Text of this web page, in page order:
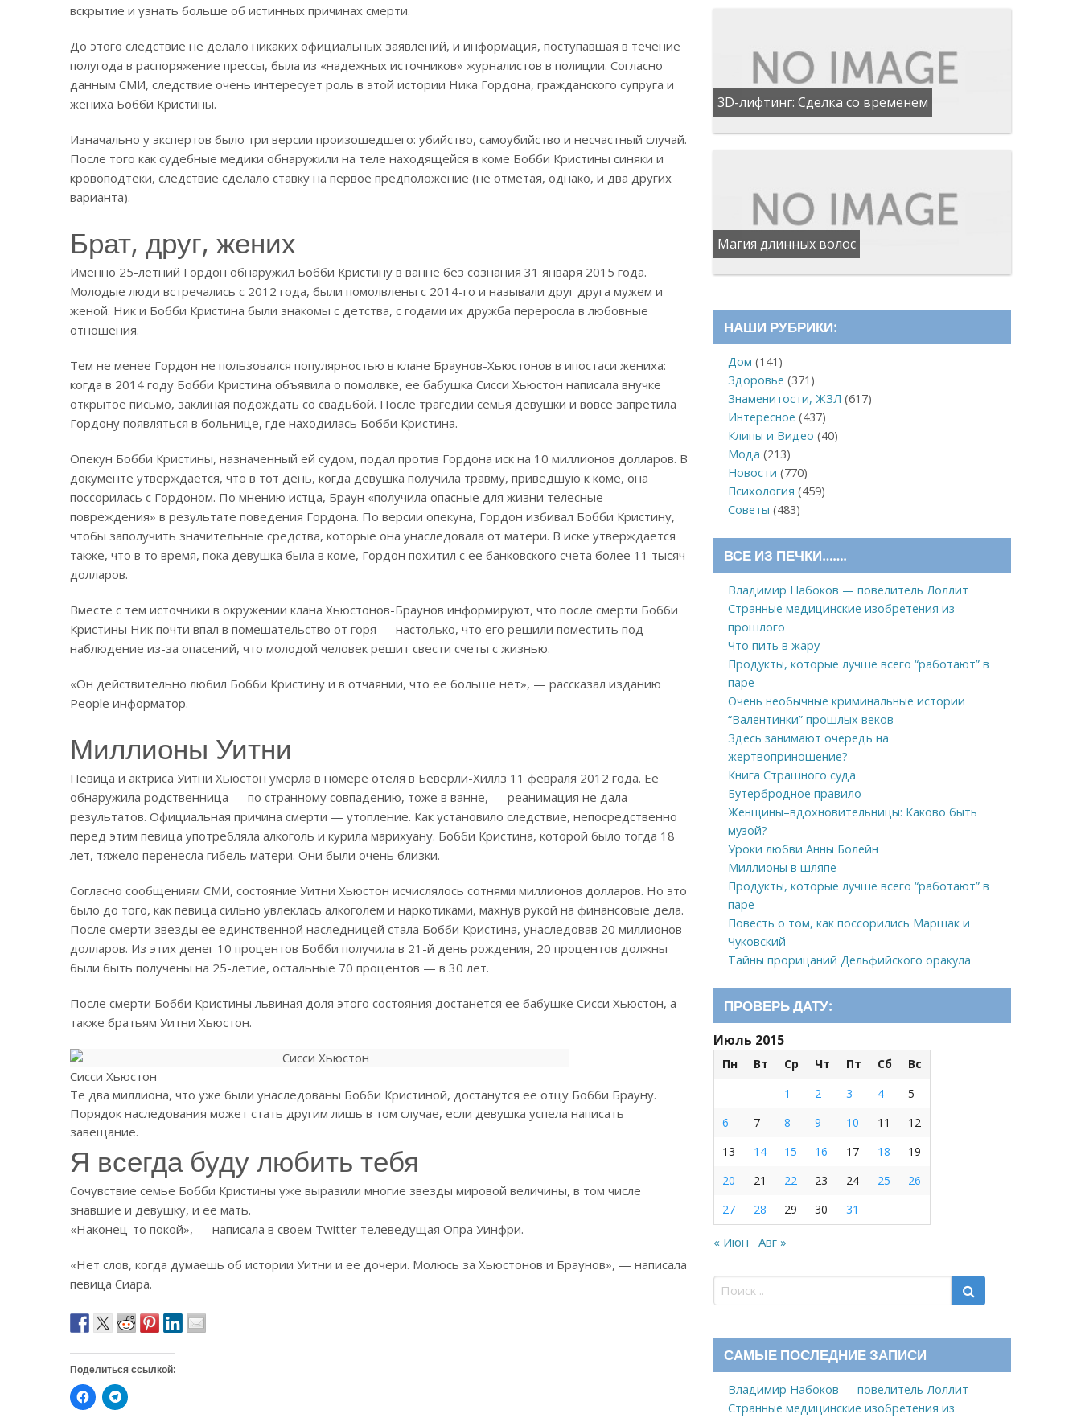
вскрытие и узнать больше об истинных причинах смерти.
До этого следствие не делало никаких официальных заявлений, и информация, поступавшая в течение
полугода в распоряжение прессы, была из «надежных источников» журналистов в полиции. Согласно
данным СМИ, следствие очень интересует роль в этой истории Ника Гордона, гражданского супруга и
жениха Бобби Кристины.
Изначально у экспертов было три версии произошедшего: убийство, самоубийство и несчастный случай.
После того как судебные медики обнаружили на теле находящейся в коме Бобби Кристины синяки и
кровоподтеки, следствие сделало ставку на первое предположение (не отметая, однако, и два других
варианта).
Брат, друг, жених
Именно 25-летний Гордон обнаружил Бобби Кристину в ванне без сознания 31 января 2015 года.
Молодые люди встречались с 2012 года, были помолвлены с 2014-го и называли друг друга мужем и
женой. Ник и Бобби Кристина были знакомы с детства, с годами их дружба переросла в любовные
отношения.
Тем не менее Гордон не пользовался популярностью в клане Браунов-Хьюстонов в ипостаси жениха:
когда в 2014 году Бобби Кристина объявила о помолвке, ее бабушка Сисси Хьюстон написала внучке
открытое письмо, заклиная подождать со свадьбой. После трагедии семья девушки и вовсе запретила
Гордону появляться в больнице, где находилась Бобби Кристина.
Опекун Бобби Кристины, назначенный ей судом, подал против Гордона иск на 10 миллионов долларов. В
документе утверждается, что в тот день, когда девушка получила травму, приведшую к коме, она
поссорилась с Гордоном. По мнению истца, Браун «получила опасные для жизни телесные
повреждения» в результате поведения Гордона. По версии опекуна, Гордон избивал Бобби Кристину,
чтобы заполучить значительные средства, которые она унаследовала от матери. В иске утверждается
также, что в то время, пока девушка была в коме, Гордон похитил с ее банковского счета более 11 тысяч
долларов.
Вместе с тем источники в окружении клана Хьюстонов-Браунов информируют, что после смерти Бобби
Кристины Ник почти впал в помешательство от горя — настолько, что его решили поместить под
наблюдение из-за опасений, что молодой человек решит свести счеты с жизнью.
«Он действительно любил Бобби Кристину и в отчаянии, что ее больше нет», — рассказал изданию
People информатор.
Миллионы Уитни
Певица и актриса Уитни Хьюстон умерла в номере отеля в Беверли-Хиллз 11 февраля 2012 года. Ее
обнаружила родственница — по странному совпадению, тоже в ванне, — реанимация не дала
результатов. Официальная причина смерти — утопление. Как установило следствие, непосредственно
перед этим певица употребляла алкоголь и курила марихуану. Бобби Кристина, которой было тогда 18
лет, тяжело перенесла гибель матери. Они были очень близки.
Согласно сообщениям СМИ, состояние Уитни Хьюстон исчислялось сотнями миллионов долларов. Но это
было до того, как певица сильно увлеклась алкоголем и наркотиками, махнув рукой на финансовые дела.
После смерти звезды ее единственной наследницей стала Бобби Кристина, унаследовав 20 миллионов
долларов. Из этих денег 10 процентов Бобби получила в 21-й день рождения, 20 процентов должны
были быть получены на 25-летие, остальные 70 процентов — в 30 лет.
После смерти Бобби Кристины львиная доля этого состояния достанется ее бабушке Сисси Хьюстон, а
также братьям Уитни Хьюстон.
Сисси Хьюстон
Те два миллиона, что уже были унаследованы Бобби Кристиной, достанутся ее отцу Бобби Брауну.
Порядок наследования может стать другим лишь в том случае, если девушка успела написать
завещание.
Я всегда буду любить тебя
Сочувствие семье Бобби Кристины уже выразили многие звезды мировой величины, в том числе
знавшие и девушку, и ее мать.
«Наконец-то покой», — написала в своем Twitter телеведущая Опра Уинфри.
«Нет слов, когда думаешь об истории Уитни и ее дочери. Молюсь за Хьюстонов и Браунов», — написала
певица Сиара.
Поделиться ссылкой:
Н
а
Н
а
3D-лифтинг: Сделка со временем
Магия длинных волос
НАШИ РУБРИКИ:
Дом (141)
Здоровье (371)
Знаменитости, ЖЗЛ (617)
Интересное (437)
Клипы и Видео (40)
Мода (213)
Новости (770)
Психология (459)
Советы (483)
ВСЕ ИЗ ПЕЧКИ…….
Владимир Набоков — повелитель Лоллит
Странные медицинские изобретения из
прошлого
Что пить в жару
Продукты, которые лучше всего “работают” в
паре
Очень необычные криминальные истории
“Валентинки” прошлых веков
Здесь занимают очередь на
жертвоприношение?
Книга Страшного суда
Бутербродное правило
Женщины–вдохновительницы: Каково быть
музой?
Уроки любви Анны Болейн
Миллионы в шляпе
Продукты, которые лучше всего “работают” в
паре
Повесть о том, как поссорились Маршак и
Чуковский
Тайны прорицаний Дельфийского оракула
ПРОВЕРЬ ДАТУ:
Июль 2015
Пн Вт Ср Чт Пт Сб
Вс
1
2 3 4
5
6
7 8 9 10 11
12
13
14 15 16 17 18
19
20
21 22 23 24 25
26
27
28 29 30 31
« Июн Авг »
САМЫЕ ПОСЛЕДНИЕ ЗАПИСИ
Владимир Набоков — повелитель Лоллит
Странные медицинские изобретения из